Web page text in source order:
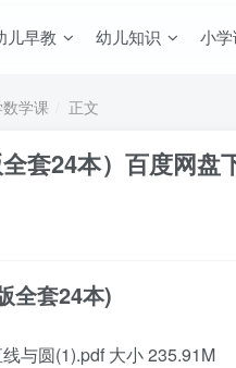
儿早教 幼儿知识 小
学课 正文
套24本）百度网盘
套24本)
圆(1).pdf 大小 235.91M